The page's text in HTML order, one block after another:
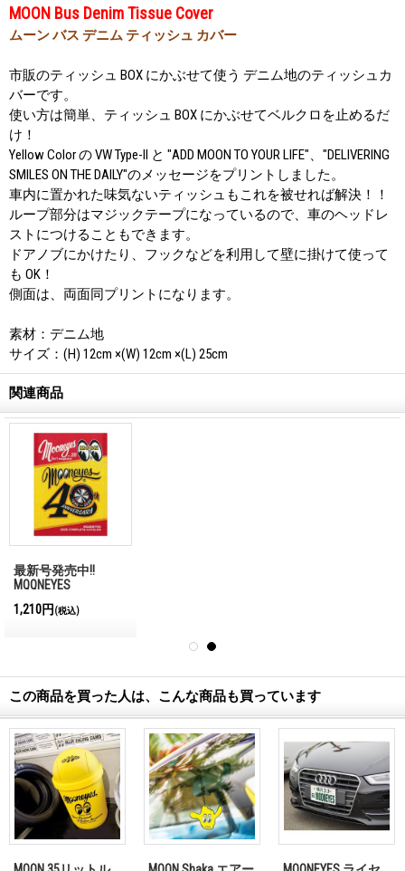
MOON Bus Denim Tissue Cover
ムーン バス デニム ティッシュ カバー
市販のティッシュ BOX にかぶせて使う デニム地のティッシュカ
バーです。
使い方は簡単、ティッシュ BOX にかぶせてベルクロを止めるだ
け！
Yellow Color の VW Type-II と "ADD MOON TO YOUR LIFE"、"DELIVERING
SMILES ON THE DAILY"のメッセージをプリントしました。
車内に置かれた味気ないティッシュもこれを被せれば解決！！
ループ部分はマジックテープになっているので、車のヘッドレ
ストにつけることもできます。
ドアノブにかけたり、フックなどを利用して壁に掛けて使って
も OK！
側面は、両面同プリントになります。
素材：デニム地
サイズ：(H) 12cm ×(W) 12cm ×(L) 25cm
関連商品
最新号発売中!!
MQQNEYES
Magazine No.28 2026
1,210円 (税込)
この商品を買った人は、こんな商品も買っています